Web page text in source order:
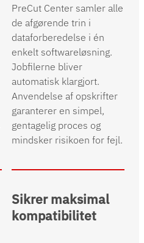
PreCut Center samler alle
de afgørende trin i
dataforberedelse i én
enkelt softwareløsning.
Jobfilerne bliver
automatisk klargjort.
Anvendelse af opskrifter
garanterer en simpel,
gentagelig proces og
mindsker risikoen for fejl.
Sikrer maksimal
kompatibilitet